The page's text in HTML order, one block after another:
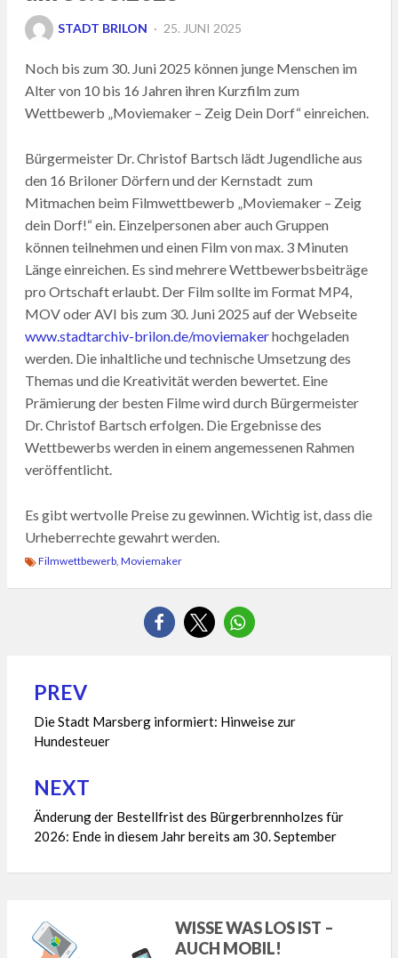
STADT BRILON
POSTED
25. JUNI 2025
Noch bis zum 30. Juni 2025 können junge Menschen im
Alter von 10 bis 16 Jahren ihren Kurzfilm zum
Wettbewerb „Moviemaker – Zeig Dein Dorf“ einreichen.
Bürgermeister Dr. Christof Bartsch lädt Jugendliche aus
den 16 Briloner Dörfern und der Kernstadt zum
Mitmachen beim Filmwettbewerb „Moviemaker – Zeig
dein Dorf!“ ein. Einzelpersonen aber auch Gruppen
können teilnehmen und einen Film von max. 3 Minuten
Länge einreichen. Es sind mehrere Wettbewerbsbeiträge
pro Ortschaft erlaubt. Der Film sollte im Format MP4,
MOV oder AVI bis zum 30. Juni 2025 auf der Webseite
www.stadtarchiv-brilon.de/moviemakerhochgeladen
werden. Die inhaltliche und technische Umsetzung des
Themas und die Kreativität werden bewertet. Eine
Prämierung der besten Filme wird durch Bürgermeister
Dr. Christof Bartsch erfolgen. Die Ergebnisse des
Wettbewerbs werden in einem angemessenen Rahmen
veröffentlicht.
Es gibt wertvolle Preise zu gewinnen. Wichtig ist, dass die
Urheberrechte gewahrt werden.
Filmwettbewerb, Moviemaker
Beitragsnavigation
PREV
Die Stadt Marsberg informiert: Hinweise zur
Hundesteuer
NEXT
Änderung der Bestellfrist des Bürgerbrennholzes für
2026: Ende in diesem Jahr bereits am 30. September
WISSE WAS LOS IST –
AUCH MOBIL!